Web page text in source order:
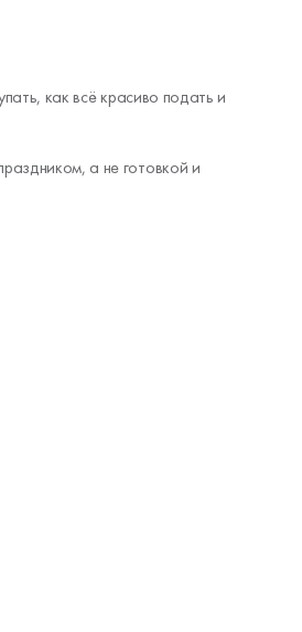
как всё красиво подать и
а не готовкой и